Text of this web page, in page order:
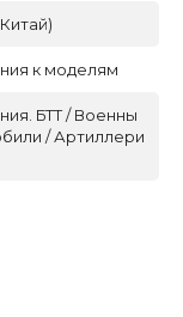
к моделям
БТТ / Военны
/ Артиллери